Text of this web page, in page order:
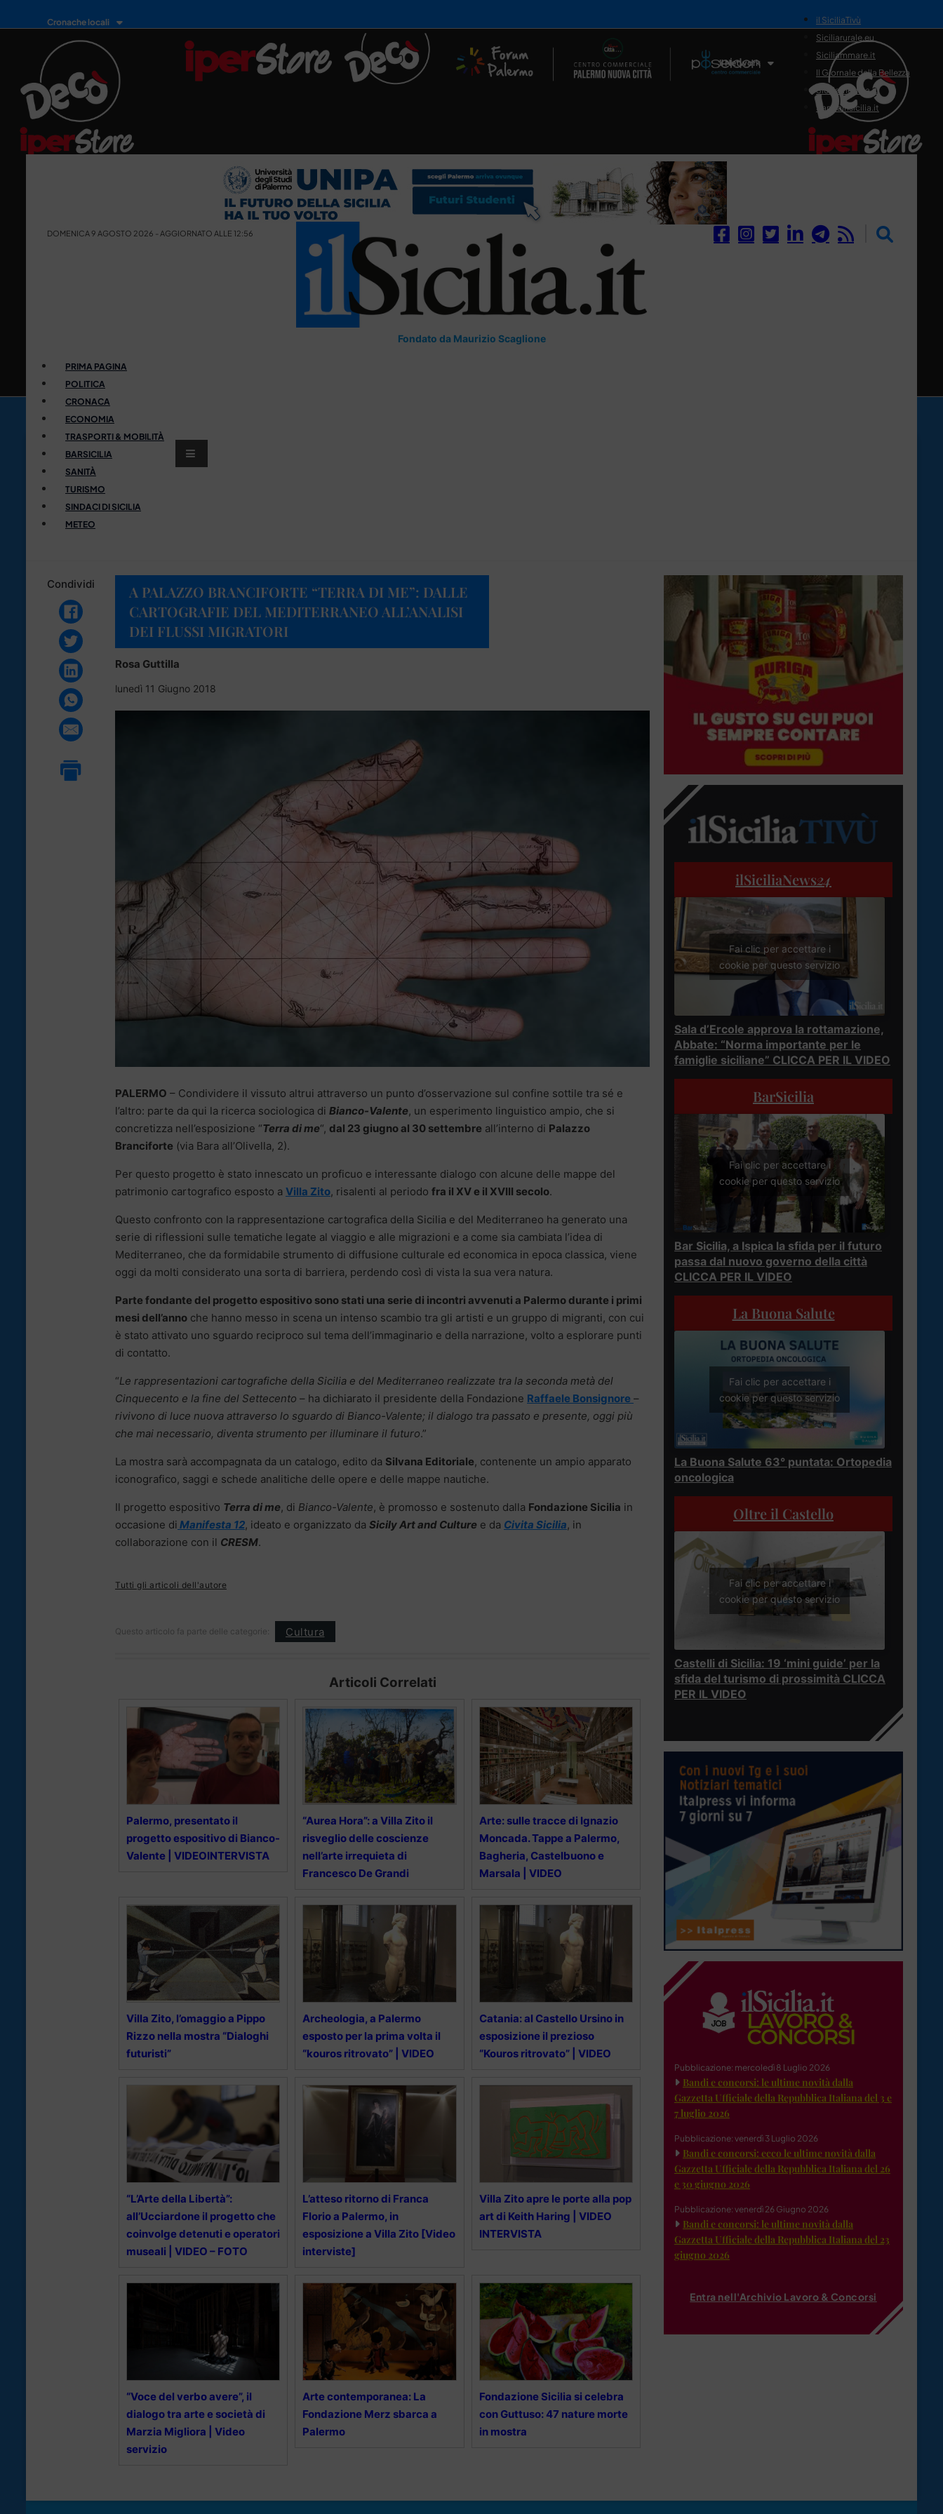
Cronache locali
Il Network
il SiciliaTivù
Siciliarurale.eu
Siciliammare.it
Il Giornale della Bellezza
Siciliamedica.it
Sanitainsicilia.it
DOMENICA 9 AGOSTO 2026 - AGGIORNATO ALLE 12:56
Fondato da Maurizio Scaglione
PRIMA PAGINA
POLITICA
CRONACA
ECONOMIA
TRASPORTI & MOBILITÀ
BARSICILIA
SANITÀ
TURISMO
SINDACI DI SICILIA
METEO
Condividi
A PALAZZO BRANCIFORTE “TERRA DI ME”: DALLE
CARTOGRAFIE DEL MEDITERRANEO ALL’ANALISI
DEI FLUSSI MIGRATORI
Rosa Guttilla
lunedì 11 Giugno 2018
PALERMO – Condividere il vissuto altrui attraverso un punto d’osservazione sul confine sottile tra sé e
l’altro: parte da qui la ricerca sociologica di Bianco-Valente, un esperimento linguistico ampio, che si
concretizza nell’esposizione “Terra di me“, dal 23 giugno al 30 settembre all’interno di Palazzo
Branciforte (via Bara all’Olivella, 2).
Per questo progetto è stato innescato un proficuo e interessante dialogo con alcune delle mappe del
patrimonio cartografico esposto a Villa Zito, risalenti al periodo fra il XV e il XVIII secolo.
Questo confronto con la rappresentazione cartografica della Sicilia e del Mediterraneo ha generato una
serie di riflessioni sulle tematiche legate al viaggio e alle migrazioni e a come sia cambiata l’idea di
Mediterraneo, che da formidabile strumento di diffusione culturale ed economica in epoca classica, viene
oggi da molti considerato una sorta di barriera, perdendo così di vista la sua vera natura.
Parte fondante del progetto espositivo sono stati una serie di incontri avvenuti a Palermo durante i primi
mesi dell’anno che hanno messo in scena un intenso scambio tra gli artisti e un gruppo di migranti, con cui
è stato attivato uno sguardo reciproco sul tema dell’immaginario e della narrazione, volto a esplorare punti
di contatto.
“Le rappresentazioni cartografiche della Sicilia e del Mediterraneo realizzate tra la seconda metà del
Cinquecento e la fine del Settecento – ha dichiarato il presidente della Fondazione Raffaele Bonsignore –
rivivono di luce nuova attraverso lo sguardo di Bianco-Valente; il dialogo tra passato e presente, oggi più
che mai necessario, diventa strumento per illuminare il futuro.”
La mostra sarà accompagnata da un catalogo, edito da Silvana Editoriale, contenente un ampio apparato
iconografico, saggi e schede analitiche delle opere e delle mappe nautiche.
Il progetto espositivo Terra di me, di Bianco-Valente, è promosso e sostenuto dalla Fondazione Sicilia in
occasione di Manifesta 12, ideato e organizzato da Sicily Art and Culture e da Civita Sicilia, in
collaborazione con il CRESM.
Tutti gli articoli dell'autore
Questo articolo fa parte delle categorie: Cultura
Articoli Correlati
Palermo, presentato il
progetto espositivo di Bianco-
Valente | VIDEOINTERVISTA
“Aurea Hora”: a Villa Zito il
risveglio delle coscienze
nell’arte irrequieta di
Francesco De Grandi
Arte: sulle tracce di Ignazio
Moncada. Tappe a Palermo,
Bagheria, Castelbuono e
Marsala | VIDEO
Villa Zito, l’omaggio a Pippo
Rizzo nella mostra “Dialoghi
futuristi”
Archeologia, a Palermo
esposto per la prima volta il
“kouros ritrovato” | VIDEO
Catania: al Castello Ursino in
esposizione il prezioso
“Kouros ritrovato” | VIDEO
“L’Arte della Libertà”:
all’Ucciardone il progetto che
coinvolge detenuti e operatori
museali | VIDEO – FOTO
L’atteso ritorno di Franca
Florio a Palermo, in
esposizione a Villa Zito [Video
interviste]
Villa Zito apre le porte alla pop
art di Keith Haring | VIDEO
INTERVISTA
“Voce del verbo avere”, il
dialogo tra arte e società di
Marzia Migliora | Video
servizio
Arte contemporanea: La
Fondazione Merz sbarca a
Palermo
Fondazione Sicilia si celebra
con Guttuso: 47 nature morte
in mostra
ilSiciliaNews24
Fai clic per accettare i
cookie per questo servizio
Sala d’Ercole approva la rottamazione,
Abbate: “Norma importante per le
famiglie siciliane” CLICCA PER IL VIDEO
BarSicilia
Fai clic per accettare i
cookie per questo servizio
Bar Sicilia, a Ispica la sfida per il futuro
passa dal nuovo governo della città
CLICCA PER IL VIDEO
La Buona Salute
Fai clic per accettare i
cookie per questo servizio
La Buona Salute 63° puntata: Ortopedia
oncologica
Oltre il Castello
Fai clic per accettare i
cookie per questo servizio
Castelli di Sicilia: 19 ‘mini guide’ per la
sfida del turismo di prossimità CLICCA
PER IL VIDEO
Pubblicazione: mercoledì 8 Luglio 2026
Bandi e concorsi: le ultime novità dalla
Gazzetta Ufficiale della Repubblica Italiana del 3 e
7 luglio 2026
Pubblicazione: venerdì 3 Luglio 2026
Bandi e concorsi: ecco le ultime novità dalla
Gazzetta Ufficiale della Repubblica Italiana del 26
e 30 giugno 2026
Pubblicazione: venerdì 26 Giugno 2026
Bandi e concorsi: le ultime novità dalla
Gazzetta Ufficiale della Repubblica Italiana del 23
giugno 2026
Entra nell'Archivio Lavoro & Concorsi